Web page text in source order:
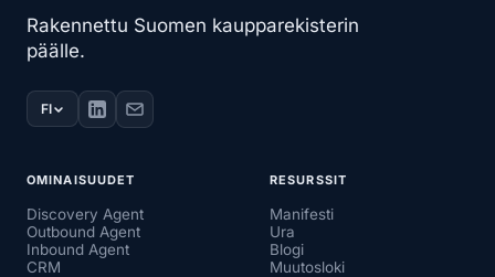
Rakennettu Suomen kaupparekisterin
päälle.
FI
OMINAISUUDET
Discovery Agent
Outbound Agent
Inbound Agent
CRM
RESURSSIT
Manifesti
Ura
Blogi
Muutosloki